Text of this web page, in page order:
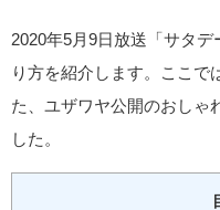
2020年5月9日放送「サタ
り方を紹介します。ここで
た、ユザワヤ公開のおしゃ
した。